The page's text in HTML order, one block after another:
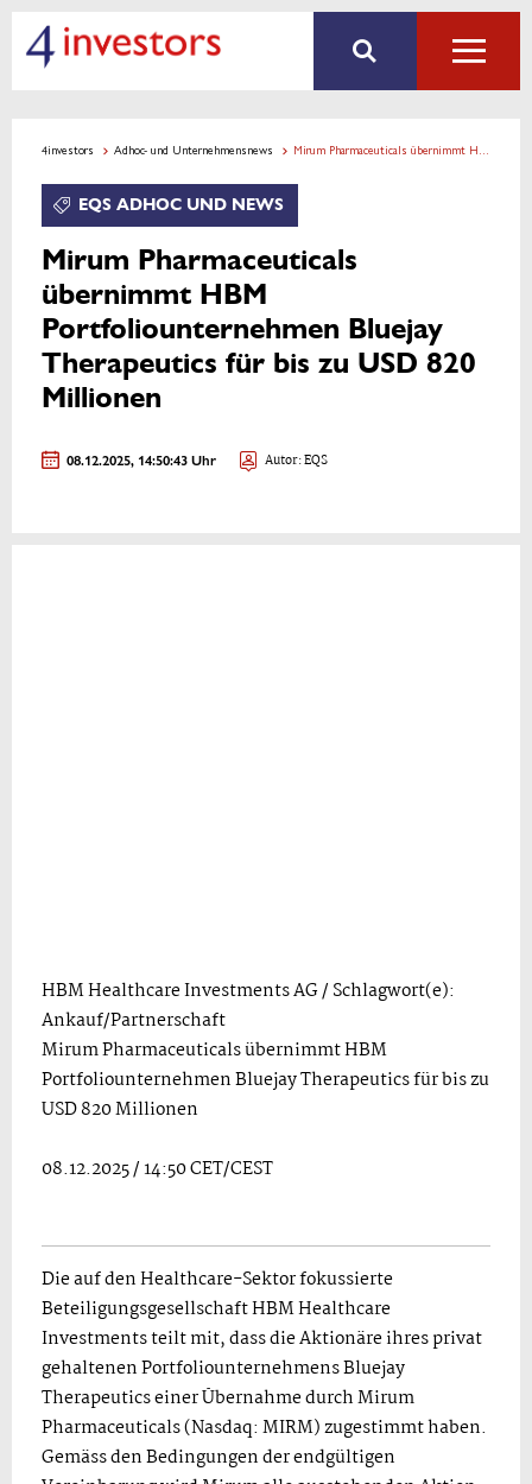
4investors Adhoc- und Unternehmensnews Mirum Pharmaceuticals übernimmt HBM Portfoliounternehmen Bluejay Therapeutics für bis zu USD 820 Millionen
EQS ADHOC UND NEWS
Mirum Pharmaceuticals
übernimmt HBM
Portfoliounternehmen Bluejay
Therapeutics für bis zu USD 820
Millionen
08.12.2025, 14:50:43 Uhr Autor: EQS
HBM Healthcare Investments AG / Schlagwort(e):
Ankauf/Partnerschaft
Mirum Pharmaceuticals übernimmt HBM
Portfoliounternehmen Bluejay Therapeutics für bis zu
USD 820 Millionen
08.12.2025 / 14:50 CET/CEST
Die auf den Healthcare-Sektor fokussierte
Beteiligungsgesellschaft HBM Healthcare
Investments teilt mit, dass die Aktionäre ihres privat
gehaltenen Portfoliounternehmens Bluejay
Therapeutics einer Übernahme durch Mirum
Pharmaceuticals (Nasdaq: MIRM) zugestimmt haben.
Gemäss den Bedingungen der endgültigen